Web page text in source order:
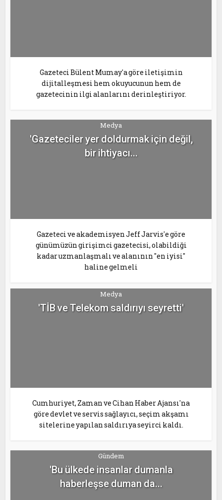
Gazeteci Bülent Mumay'a göre iletişimin
dijitalleşmesi hem okuyucunun hem de
gazetecinin ilgi alanlarını derinleştiriyor.
Medya
'Gazeteciler yer doldurmak için değil,
bir ihtiyacı...
Gazeteci ve akademisyen Jeff Jarvis'e göre
günümüzün girişimci gazetecisi, olabildiği
kadar uzmanlaşmalı ve alanının "en iyisi"
haline gelmeli
Medya
'TİB ve Telekom saldırıyı seyretti'
Cumhuriyet, Zaman ve Cihan Haber Ajansı'na
göre devlet ve servis sağlayıcı, seçim akşamı
sitelerine yapılan saldırıya seyirci kaldı.
Gündem
'Bu ülkede insanlar dumanla
haberleşse duman da...